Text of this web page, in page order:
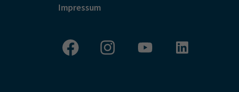
Impressum